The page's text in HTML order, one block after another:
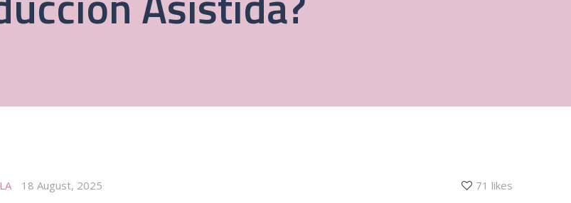
18 August, 2025 71 likes